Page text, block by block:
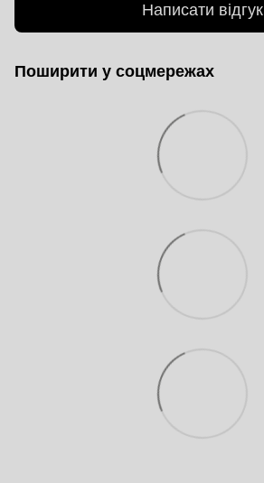
Написати відгук
Поширити у соцмережах